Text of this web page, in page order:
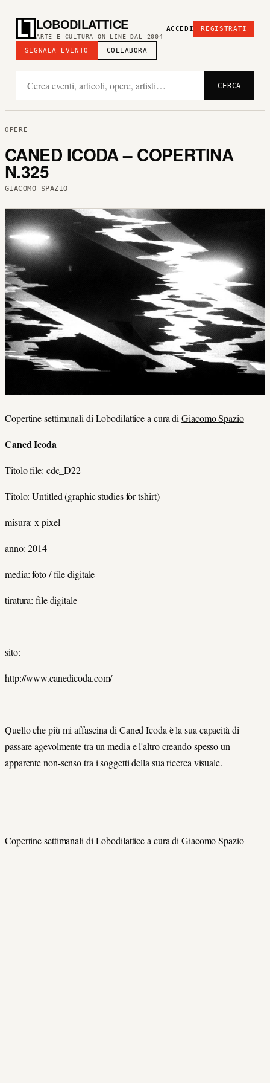
LOBODILATTICE
ARTE E CULTURA ON LINE DAL 2004
SEGNALA EVENTO COLLABORA
ACCEDI REGISTRATI
CERCA
OPERE
CANED ICODA – COPERTINA
N.325
GIACOMO SPAZIO
Copertine settimanali di Lobodilattice a cura diGiacomo Spazio
Caned Icoda
Titolo file: cdc_D22
Titolo: Untitled (graphic studies for tshirt)
misura: x pixel
anno: 2014
media: foto / file digitale
tiratura: file digitale
sito:
http://www.canedicoda.com/
Quello che più mi affascina di Caned Icoda è la sua capacità di
passare agevolmente tra un media e l'altro creando spesso un
apparente non-senso tra i soggetti della sua ricerca visuale.
Copertine settimanali di Lobodilattice a cura di Giacomo Spazio